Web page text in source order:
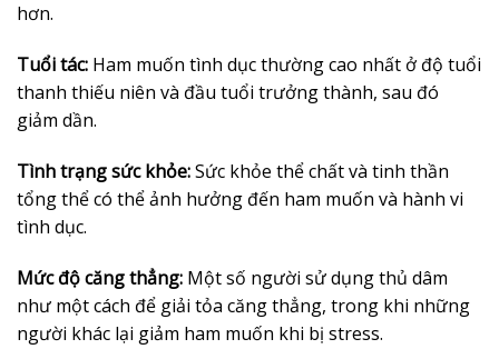
hơn.
Tuổi tác: Ham muốn tình dục thường cao nhất ở độ tuổi
thanh thiếu niên và đầu tuổi trưởng thành, sau đó
giảm dần.
Tình trạng sức khỏe:Sức khỏe thể chất và tinh thần
tổng thể có thể ảnh hưởng đến ham muốn và hành vi
tình dục.
Mức độ căng thẳng: Một số người sử dụng thủ dâm
như một cách để giải tỏa căng thẳng, trong khi những
người khác lại giảm ham muốn khi bị stress.